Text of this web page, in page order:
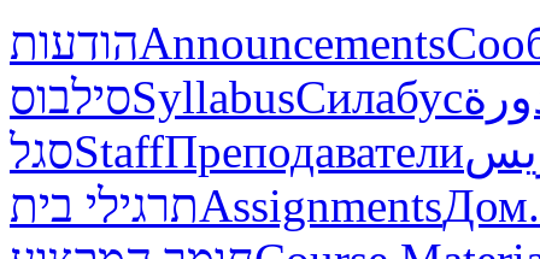
הודעותAnnouncements
סילבוסSyllabusСилабус
סגלStaffПреподаватели
תרגילי ביתAssignmentsДом.